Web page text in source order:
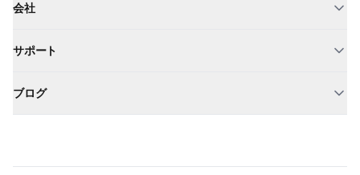
会社
サポート
ブログ